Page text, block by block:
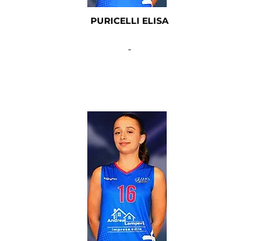
PURICELLI ELISA
-